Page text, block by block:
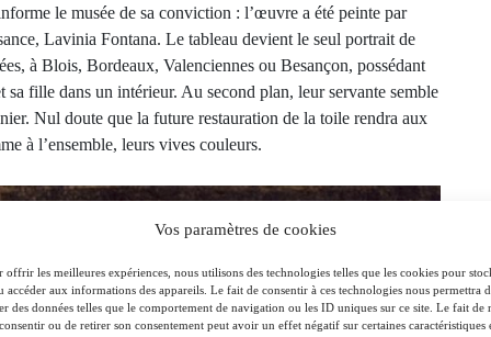
Vos paramètres de cookies
offrir les meilleures expériences, nous utilisons des technologies telles que les cookies pour
accéder aux informations des appareils. Le fait de consentir à ces technologies nous permettra
des données telles que le comportement de navigation ou les ID uniques sur ce site. Le fait de
ou de retirer son consentement peut avoir un effet négatif sur certaines caractéristiques
le musée de sa conviction : l’œuvre a été peinte par
Lavinia Fontana. Le tableau devient le seul portrait de
à Blois, Bordeaux, Valenciennes ou Besançon, possédant
fille dans un intérieur. Au second plan, leur servante semble
Nul doute que la future restauration de la toile rendra aux
à l’ensemble, leurs vives couleurs.